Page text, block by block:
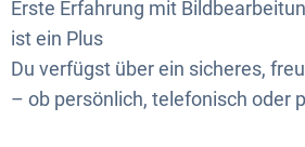
Erste Erfahrung mit
ist ein Plus
Du verfügst über ein sicheres,
– ob persönlich, telefonisch oder